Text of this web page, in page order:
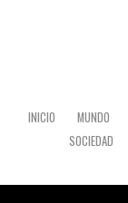
INICIO MUNDO
SOCIEDAD